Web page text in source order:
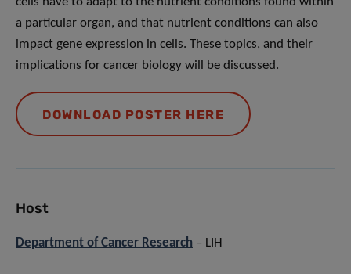
a particular organ, and that nutrient conditions can also
impact gene expression in cells. These topics, and their
implications for cancer biology will be discussed.
DOWNLOAD POSTER HERE
Host
Department of Cancer Research – LIH